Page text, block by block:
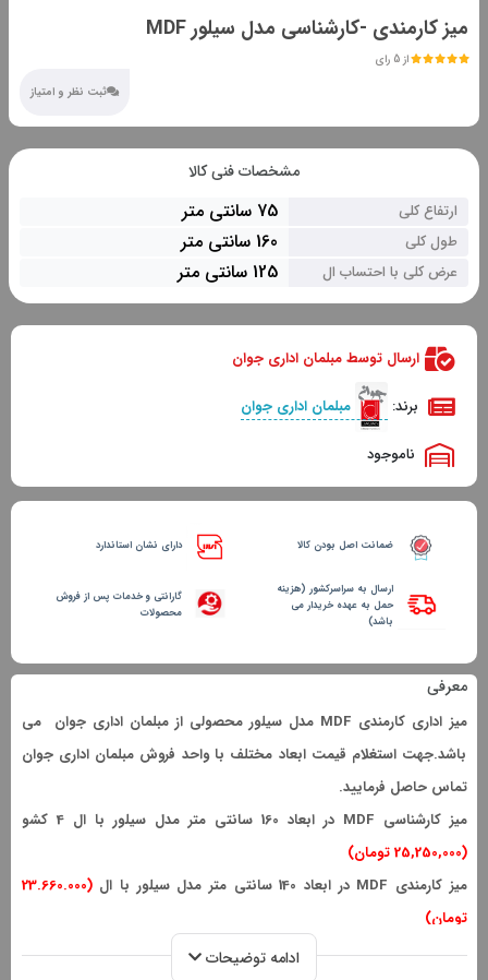
میز کارمندی -کارشناسی مدل سیلور MDF
از 5 رای
ثبت نظر و امتیاز
مشخصات فنی کالا
ارتفاع کلی 75 سانتی متر
طول کلی 160 سانتی متر
عرض کلی با احتساب ال 125 سانتی متر
ارسال توسط مبلمان اداری جوان
برند: مبلمان اداری جوان
ناموجود
ضمانت اصل بودن کالا دارای نشان استاندارد
ارسال به سراسرکشور (هزینه
حمل به عهده خریدار می
باشد)
گارانتی و خدمات پس از فروش
محصولات
معرفی
میز اداری کارمندی MDF مدل سیلور محصولی از مبلمان اداری جوان می
باشد.جهت استغلام قیمت ابعاد مختلف با واحد فروش مبلمان اداری جوان
تماس حاصل فرمایید.
میز کارشناسی MDF در ابعاد 160 سانتی متر مدل سیلور با ال 4 کشو
(25,250,000 تومان)
میز کارمندی MDF در ابعاد 140 سانتی متر مدل سیلور با ال
(23.660.000
تومان)
میز کارمندی MDF در ابعاد 120 سانتی متر مدل سیلور با کشو هوایی
ادامه توضیحات